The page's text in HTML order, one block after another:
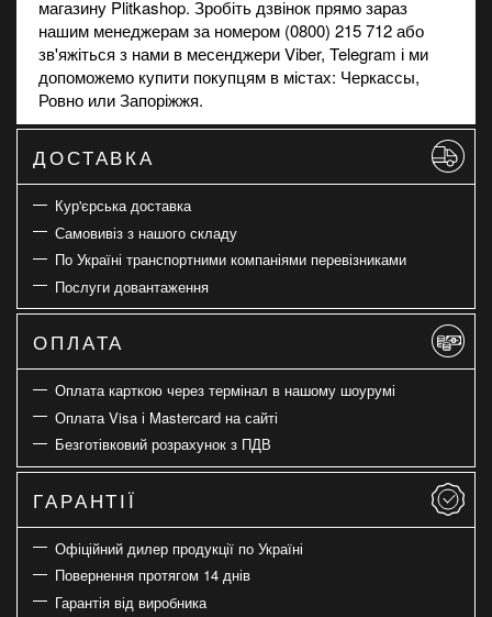
магазину Plitkashop. Зробіть дзвінок прямо зараз
нашим менеджерам за номером (0800) 215 712 або
зв'яжіться з нами в месенджери Viber, Telegram і ми
допоможемо купити покупцям в містах: Черкассы,
Ровно или Запоріжжя.
ДОСТАВКА
Кур'єрська доставка
Самовивіз з нашого складу
По Україні транспортними компаніями перевізниками
Послуги довантаження
ОПЛАТА
Оплата карткою через термінал в нашому шоурумі
Оплата Visa і Mastercard на сайті
Безготівковий розрахунок з ПДВ
ГАРАНТІЇ
Офіційний дилер продукції по Україні
Повернення протягом 14 днів
Гарантія від виробника